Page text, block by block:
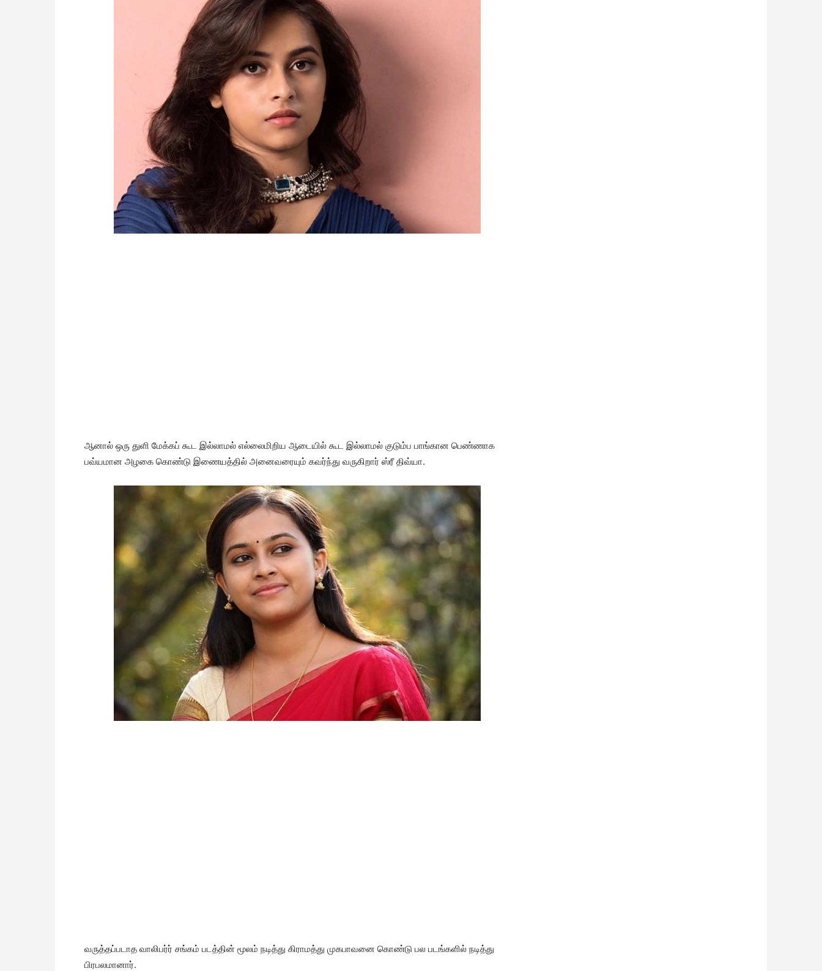
ஆனால் ஒரு துளி மேக்கப் கூட இல்லாமல் எல்லைமிறிய ஆடையில் கூட இல்லாமல் குடும்ப பாங்கான பெண்ணாக
பவ்யமான அழகை கொண்டு இணையத்தில் அனைவரையும் கவர்ந்து வருகிறார் ஸ்ரீ திவ்யா.
வருத்தப்படாத வாலிபர்ர் சங்கம் படத்தின் மூலம் நடித்து கிராமத்து முகபாவனை கொண்டு பல படங்களில் நடித்து
பிரபலமானார்.